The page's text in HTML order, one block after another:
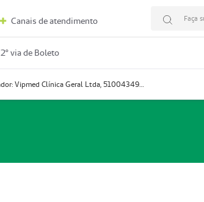
Canais de atendimento Faça
2º via de Boleto
Prestador: Vipmed Clínica Geral Ltda, 51004349-0 (Nome Fantasia: Policlínica Master)